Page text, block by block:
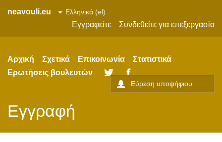
neavouli.eu
Εγγραφείτε
Συνδεθείτε για επεξεργασία
Αρχική Σχετικά Επικοινωνία
Στατιστικά
Ερωτήσεις βουλευτών
Twitter
Εγγραφή